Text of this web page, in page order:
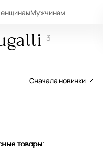
Мужчинам
3
Сначала новинки
По возрастанию цены
По убыванию цены
товары: